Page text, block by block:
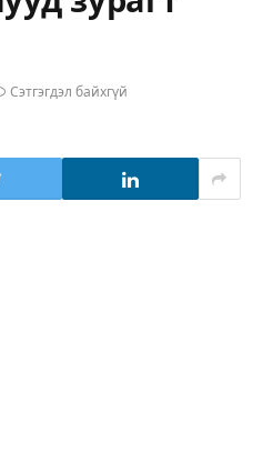
Сэтгэгдэл байхгүй